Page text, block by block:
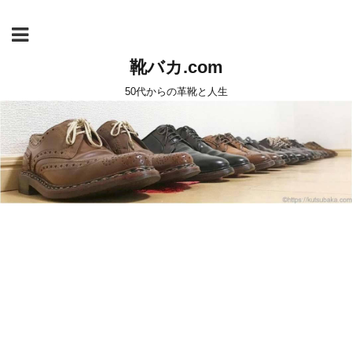
靴バカ.com
50代からの革靴と人生